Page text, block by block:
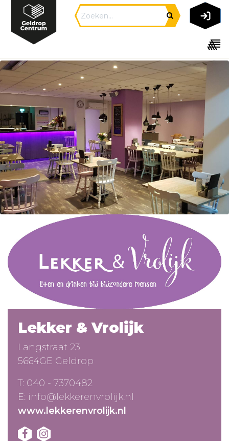
Lekker & Vrolijk
Langstraat 23
5664GE Geldrop
T: 040 - 7370482
E: info@lekkerenvrolijk.nl
www.lekkerenvrolijk.nl